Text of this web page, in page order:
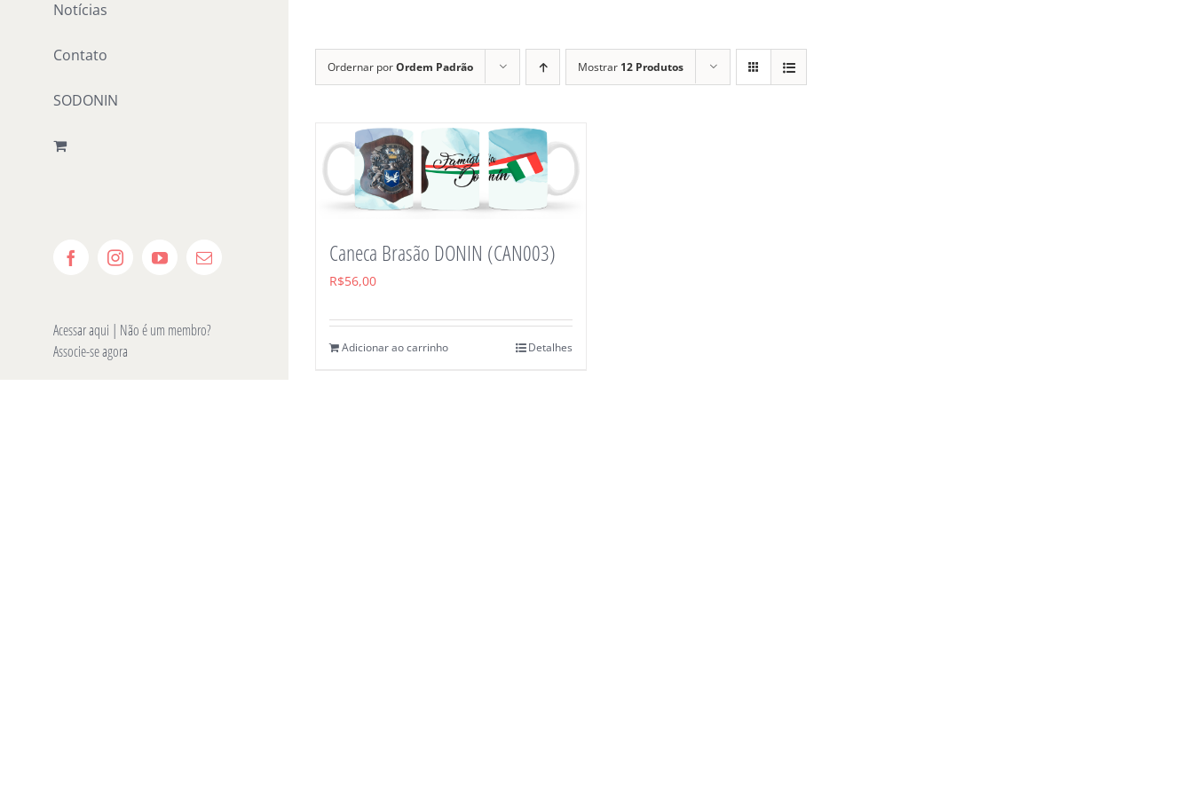
Notícias
Contato
SODONIN
FacebookInstagramYouTube
E-
Acessar aqui | Não é um membro?
Associe-se agora
Ordernar porOrdem Padrão Mostrar 12 Produtos
Caneca Brasão DONIN (CAN003)
R$56,00
Adicionar ao carrinho Detalhes